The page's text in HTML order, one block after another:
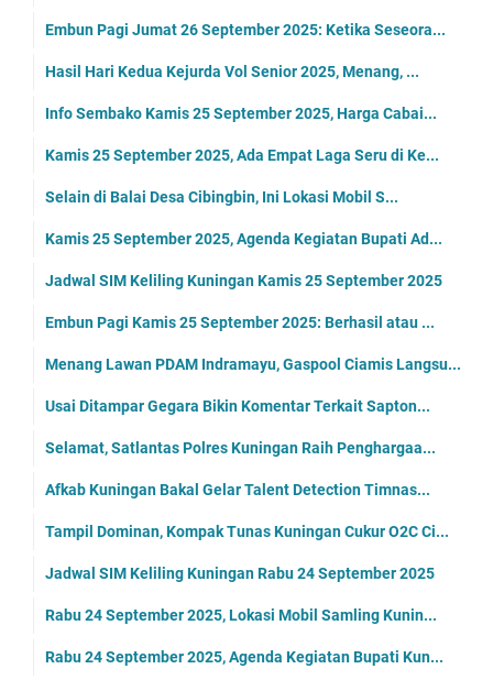
Embun Pagi Jumat 26 September 2025: Ketika Seseora...
Hasil Hari Kedua Kejurda Vol Senior 2025, Menang, ...
Info Sembako Kamis 25 September 2025, Harga Cabai...
Kamis 25 September 2025, Ada Empat Laga Seru di Ke...
Selain di Balai Desa Cibingbin, Ini Lokasi Mobil S...
Kamis 25 September 2025, Agenda Kegiatan Bupati Ad...
Jadwal SIM Keliling Kuningan Kamis 25 September 2025
Embun Pagi Kamis 25 September 2025: Berhasil atau ...
Menang Lawan PDAM Indramayu, Gaspool Ciamis Langsu...
Usai Ditampar Gegara Bikin Komentar Terkait Sapton...
Selamat, Satlantas Polres Kuningan Raih Penghargaa...
Afkab Kuningan Bakal Gelar Talent Detection Timnas...
Tampil Dominan, Kompak Tunas Kuningan Cukur O2C Ci...
Jadwal SIM Keliling Kuningan Rabu 24 September 2025
Rabu 24 September 2025, Lokasi Mobil Samling Kunin...
Rabu 24 September 2025, Agenda Kegiatan Bupati Kun...